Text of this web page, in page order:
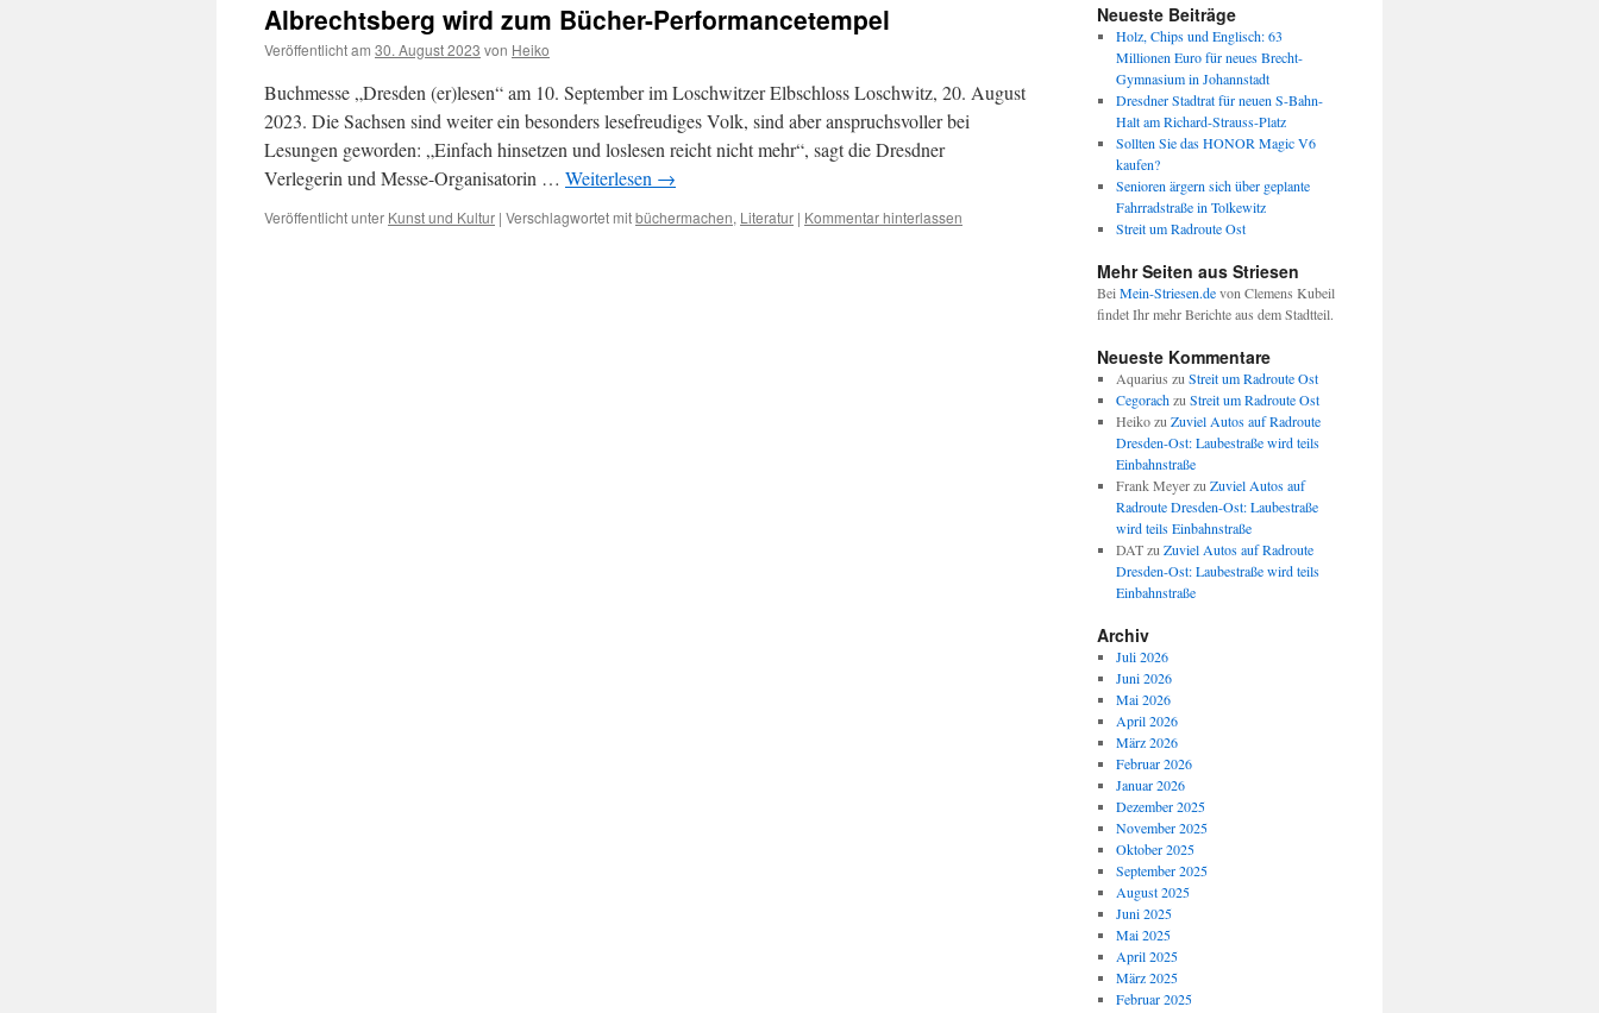
Albrechtsberg wird zum Bücher-Performancetempel
Veröffentlicht am 30. August 2023 von Heiko
Buchmesse „Dresden (er)lesen“ am 10. September im Loschwitzer Elbschloss Loschwitz, 20. August
2023. Die Sachsen sind weiter ein besonders lesefreudiges Volk, sind aber anspruchsvoller bei
Lesungen geworden: „Einfach hinsetzen und loslesen reicht nicht mehr“, sagt die Dresdner
Verlegerin und Messe-Organisatorin … Weiterlesen →
Veröffentlicht unter Kunst und Kultur | Verschlagwortet mitbüchermachen, Literatur | Kommentar hinterlassen
Neueste Beiträge
Holz, Chips und Englisch: 63
Millionen Euro für neues Brecht-
Gymnasium in Johannstadt
Dresdner Stadtrat für neuen S-Bahn-
Halt am Richard-Strauss-Platz
Sollten Sie das HONOR Magic V6
kaufen?
Senioren ärgern sich über geplante
Fahrradstraße in Tolkewitz
Streit um Radroute Ost
Mehr Seiten aus Striesen
Bei Mein-Striesen.devon Clemens Kubeil
findet Ihr mehr Berichte aus dem Stadtteil.
Neueste Kommentare
Aquarius zu Streit um Radroute Ost
Cegorachzu Streit um Radroute Ost
Heikozu Zuviel Autos auf Radroute
Dresden-Ost: Laubestraße wird teils
Einbahnstraße
Frank Meyerzu Zuviel Autos auf
Radroute Dresden-Ost: Laubestraße
wird teils Einbahnstraße
DATzu Zuviel Autos auf Radroute
Dresden-Ost: Laubestraße wird teils
Einbahnstraße
Archiv
Juli 2026
Juni 2026
Mai 2026
April 2026
März 2026
Februar 2026
Januar 2026
Dezember 2025
November 2025
Oktober 2025
September 2025
August 2025
Juni 2025
Mai 2025
April 2025
März 2025
Februar 2025